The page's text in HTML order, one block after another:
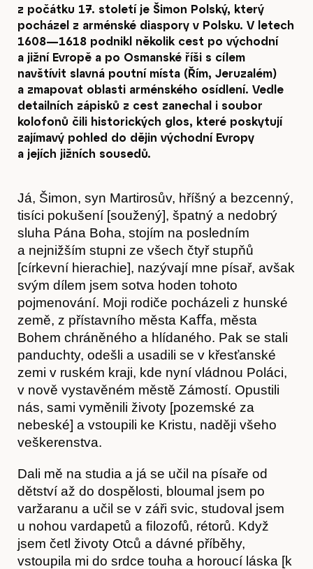
z počátku 17. století je Šimon Polský, který
pocházel z arménské diaspory v Polsku. V letech
1608—1618 podnikl několik cest po východní
a jižní Evropě a po Osmanské říši s cílem
navštívit slavná poutní místa (Řím, Jeruzalém)
a zmapovat oblasti arménského osídlení. Vedle
detailních zápisků z cest zanechal i soubor
kolofonů čili historických glos, které poskytují
zajímavý pohled do dějin východní Evropy
a jejích jižních sousedů.
Já, Šimon, syn Martirosův, hříšný a bezcenný,
tisíci pokušení [soužený], špatný a nedobrý
sluha Pána Boha, stojím na posledním
a nejnižším stupni ze všech čtyř stupňů
[církevní hierachie], nazývají mne písař, avšak
svým dílem jsem sotva hoden tohoto
pojmenování. Moji rodiče pocházeli z hunské
země, z přístavního města Kaﬀa, města
Bohem chráněného a hlídaného. Pak se stali
panduchty, odešli a usadili se v křesťanské
zemi v ruském kraji, kde nyní vládnou Poláci,
v nově vystavěném městě Zámostí. Opustili
nás, sami vyměnili životy [pozemské za
nebeské] a vstoupili ke Kristu, naději všeho
veškerenstva.
Dali mě na studia a já se učil na písaře od
dětství až do dospělosti, bloumal jsem po
varžaranu a učil se v záři svic, studoval jsem
u nohou vardapetů a ﬁlozofů, rétorů. Když
jsem četl životy Otců a dávné příběhy,
vstoupila mi do srdce touha a horoucí láska [k